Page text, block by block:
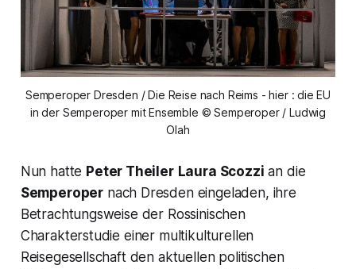
Semperoper Dresden / Die Reise nach Reims - hier : die EU
in der Semperoper mit Ensemble © Semperoper / Ludwig
Olah
Nun hatte Peter Theiler Laura Scozzi an die
Semperoper nach Dresden eingeladen, ihre
Betrachtungsweise der Rossinischen
Charakterstudie einer multikulturellen
Reisegesellschaft den aktuellen politischen